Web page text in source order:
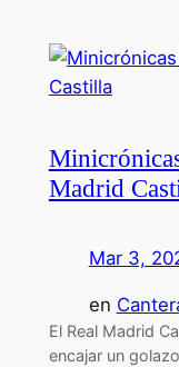
Madrid
Mar 3,
en
El Real Madrid
encajar un